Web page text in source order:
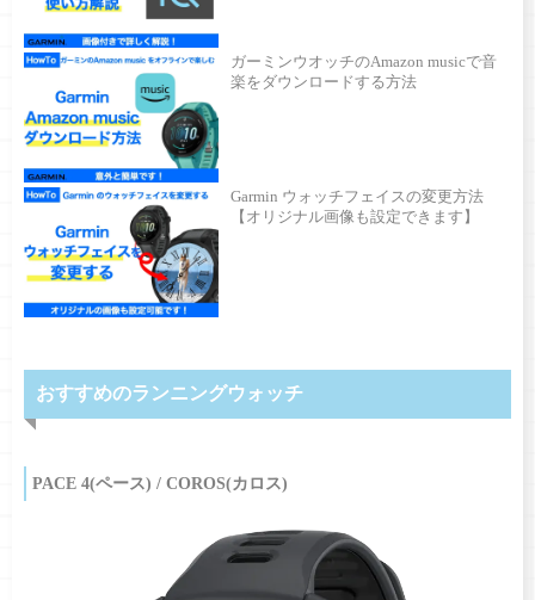
ガーミンウオッチのAmazon musicで音
楽をダウンロードする方法
Garmin ウォッチフェイスの変更方法
【オリジナル画像も設定できます】
おすすめのランニングウォッチ
PACE 4(ペース) / COROS(カロス)